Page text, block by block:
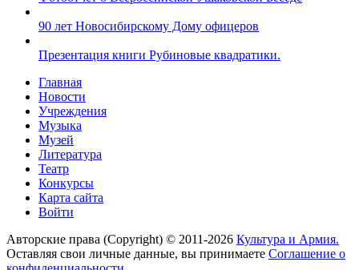
90 лет Новосибирскому Дому офицеров
Презентация книги Рубиновые квадратики.
Главная
Новости
Учреждения
Музыка
Музей
Литература
Театр
Конкурсы
Карта сайта
Войти
Авторские права (Copyright) © 2011-2026 Культура и Армия.
Оставляя свои личные данные, вы принимаете Соглашение о